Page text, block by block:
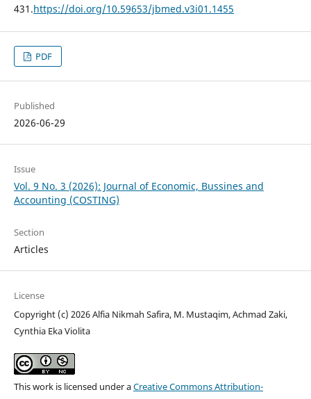
431.https://doi.org/10.59653/jbmed.v3i01.1455
PDF
Published
2026-06-29
Issue
Vol. 9 No. 3 (2026): Journal of Economic, Bussines and
Accounting (COSTING)
Section
Articles
License
Copyright (c) 2026 Alfia Nikmah Safira, M. Mustaqim, Achmad Zaki,
Cynthia Eka Violita
This work is licensed under aCreative Commons Attribution-